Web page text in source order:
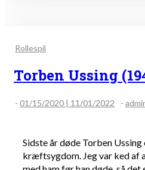
Rollespil
Torben Ussing
- 01/15/2020 | 11/01/2022 -
Sidste år døde Torben
kræftsygdom. Jeg var ked af